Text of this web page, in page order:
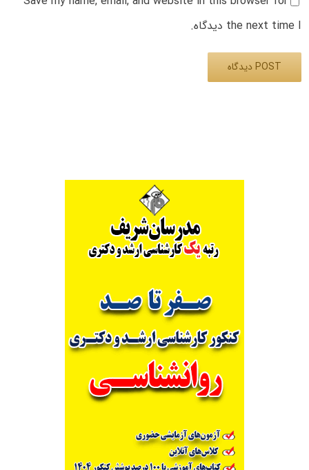
the next time I دیدگاه.